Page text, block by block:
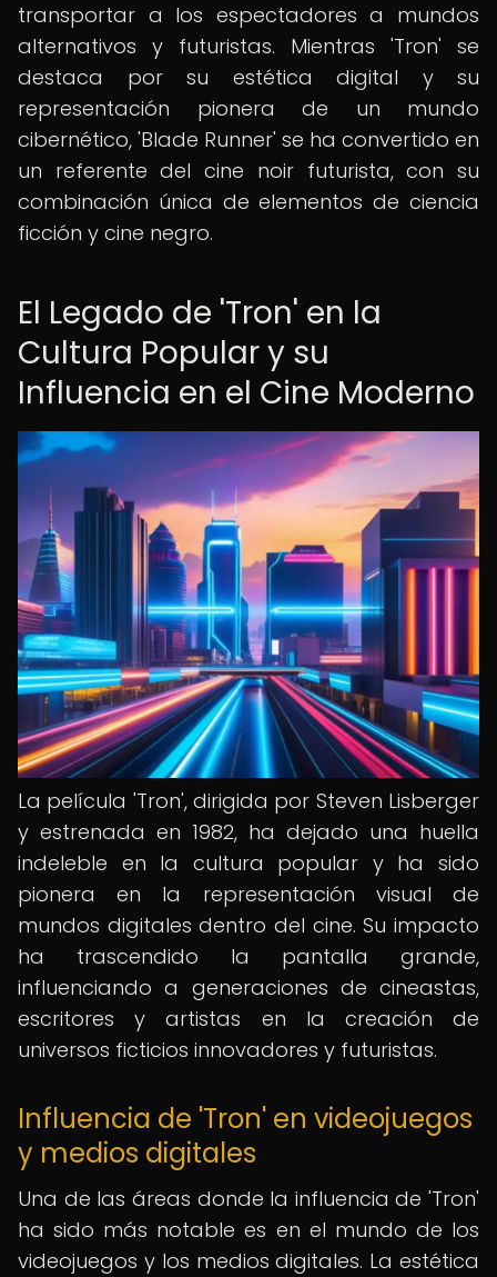
transportar a los espectadores a mundos
alternativos y futuristas. Mientras 'Tron' se
destaca por su estética digital y su
representación pionera de un mundo
cibernético, 'Blade Runner' se ha convertido en
un referente del cine noir futurista, con su
combinación única de elementos de ciencia
ficción y cine negro.
El Legado de 'Tron' en la
Cultura Popular y su
Influencia en el Cine Moderno
La película 'Tron', dirigida por Steven Lisberger
y estrenada en 1982, ha dejado una huella
indeleble en la cultura popular y ha sido
pionera en la representación visual de
mundos digitales dentro del cine. Su impacto
ha trascendido la pantalla grande,
influenciando a generaciones de cineastas,
escritores y artistas en la creación de
universos ficticios innovadores y futuristas.
Influencia de 'Tron' en videojuegos
y medios digitales
Una de las áreas donde la influencia de 'Tron'
ha sido más notable es en el mundo de los
videojuegos y los medios digitales. La estética